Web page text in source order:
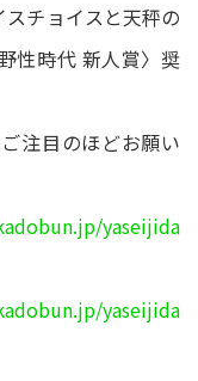
チョイスと天秤の
性時代 新人賞〉奨
注目のほどお願い
yaseijida
yaseijida